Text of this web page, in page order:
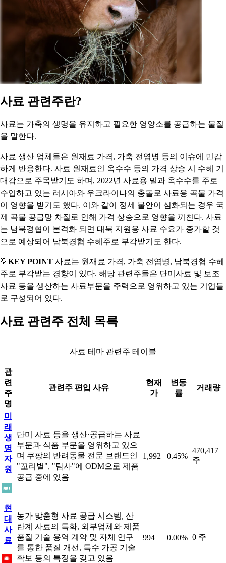
사료 관련주란?
사료는 가축의 생명을 유지하고 필요한 영양소를 공급하는 물질
을 말한다.
사료 생산 업체들은 원재료 가격, 가축 전염병 등의 이슈에 민감
하게 반응한다. 사료 원재료인 옥수수 등의 가격 상승 시 수혜 기
대감으로 주목받기도 하며, 2022년 사료용 밀과 옥수수를 주로
수입하고 있는 러시아와 우크라이나의 충돌로 사료용 곡물 가격
이 영향을 받기도 했다. 이와 같이 정세 불안이 심화되는 경우 국
제 곡물 공급망 차질로 인해 가격 상승으로 영향을 끼친다. 사료
는 남북경협이 본격화 되면 대북 지원용 사료 수요가 증가할 것
으로 예상되어 남북경협 수혜주로 부각받기도 한다.
💡KEY POINT 사료는 원재료 가격, 가축 전염병, 남북경협 수혜
주로 부각받는 경향이 있다. 해당 관련주들은 단미사료 및 보조
사료 등을 생산하는 사료부문을 주력으로 영위하고 있는 기업들
로 구성되어 있다.
사료 관련주 전체 목록
사료 테마 관련주 테이블
관
련
주
명
관련주 편입 사유
현재
가
변동
률
거래량
미
래
생
명
자
원
단미 사료 등을 생산·공급하는 사료
부문과 식품 부문을 영위하고 있으
며 쿠팡의 반려동물 전문 브랜드인
"꼬리별", "탐사"에 ODM으로 제품
공급 중에 있음
1,992 0.45%
470,417
주
현
대
사
료
농가 맞춤형 사료 공급 시스템, 산
란계 사료의 특화, 외부업체와 제품
품질 기술 용역 계약 및 자체 연구
를 통한 품질 개선, 특수 가공 기술
확보 등의 특징을 갖고 있음
994 0.00% 0 주